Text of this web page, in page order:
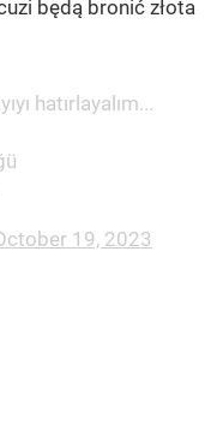
będą bronić złota
hatırlayalım...
19, 2023